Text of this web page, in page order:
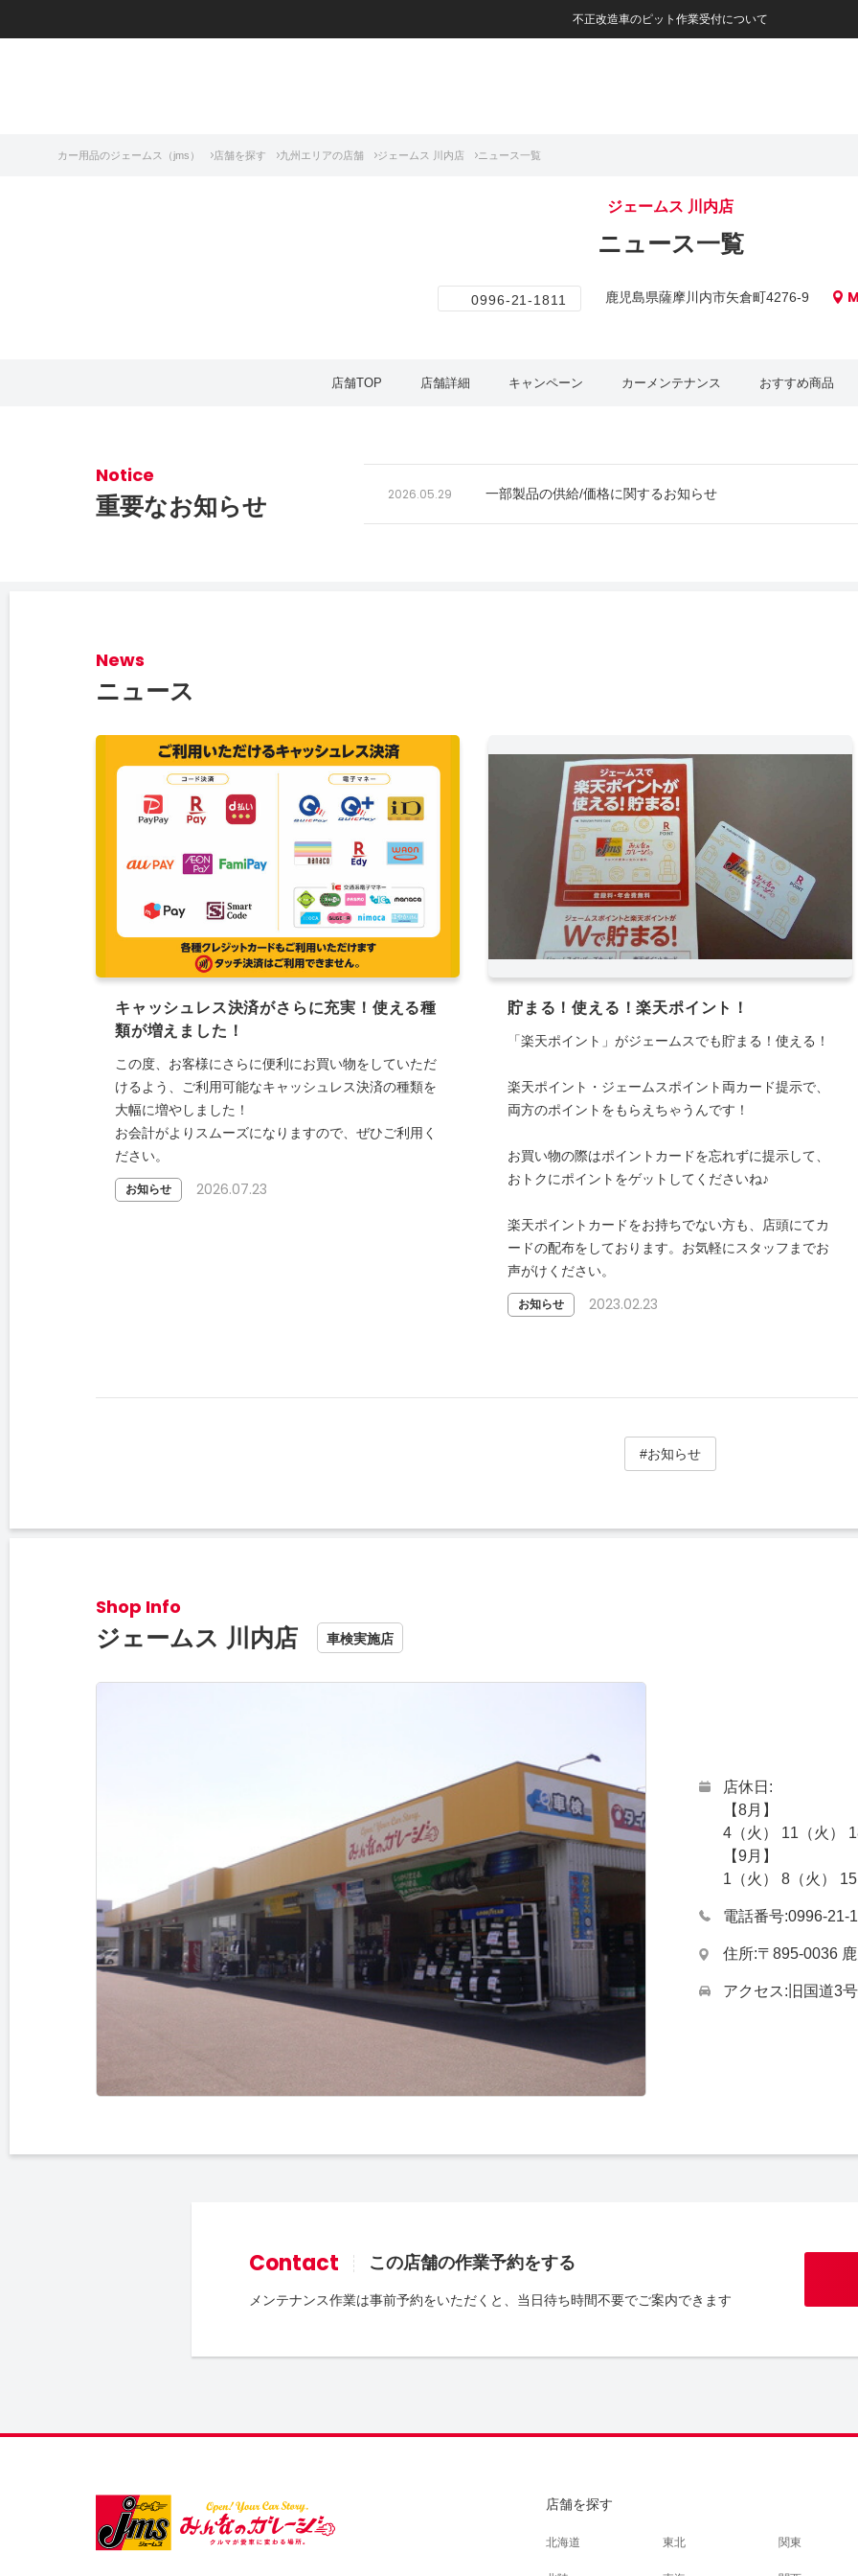
不正改造車のピット作業受付について
カー用品のジェームス（jms） 店舗を探す 九州エリアの店舗 ジェームス 川内店 ニュース一覧
ジェームス 川内店
ニュース一覧
0996-21-1811 鹿児島県薩摩川内市矢倉町4276-9
店舗TOP 店舗詳細 キャンペーン カーメンテナンス おすすめ商品
Notice
重要なお知らせ 2026.05.29 一部製品の供給/価格に関するお知らせ
News
ニュース
キャッシュレス決済がさらに充実！使える種
類が増えました！
この度、お客様にさらに便利にお買い物をしていただ
けるよう、ご利用可能なキャッシュレス決済の種類を
大幅に増やしました！
お会計がよりスムーズになりますので、ぜひご利用く
ださい。
お知らせ 2026.07.23
貯まる！使える！楽天ポイント！
「楽天ポイント」がジェームスでも貯まる！使える！
楽天ポイント・ジェームスポイント両カード提示で、
両方のポイントをもらえちゃうんです！
お買い物の際はポイントカードを忘れずに提示して、
おトクにポイントをゲットしてくださいね♪
楽天ポイントカードをお持ちでない方も、店頭にてカ
ードの配布をしております。お気軽にスタッフまでお
声がけください。
お知らせ 2023.02.23
#お知らせ
Shop Info
ジェームス 川内店 車検実施店
店休日
【8月】
4（火） 11（火）
【9月】
1（火） 8（火）
電話番号 0996-21-
住所 〒895-0036
アクセス 旧国道3
Contact この店舗の作業予約をする
メンテナンス作業は事前予約をいただくと、当日待ち時間不要でご案内できます
店舗を探す
北海道 東北 関東